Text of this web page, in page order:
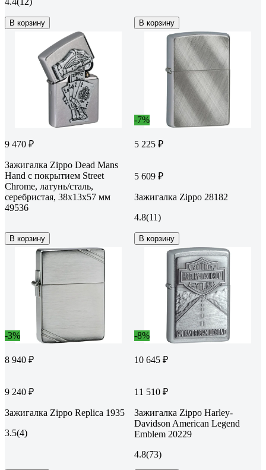
В корзину В корзину
9 470 ₽
Зажигалка Zippo Dead Mans
Hand с покрытием Street
Chrome, латунь/сталь,
серебристая, 38x13x57 мм
49536
В корзину
-7%
5 225 ₽
5 609 ₽
Зажигалка Zippo 28182
4.8(11)
В корзину
-3%
8 940 ₽
9 240 ₽
Зажигалка Zippo Replica 1935
3.5(4)
-8%
10 645 ₽
11 510 ₽
Зажигалка Zippo Harley-
Davidson American Legend
Emblem 20229
4.8(73)